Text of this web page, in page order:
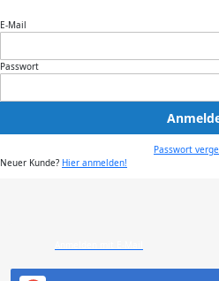
E-Mail
Passwort
Passwort
Neuer Kunde? Hier anmelden!